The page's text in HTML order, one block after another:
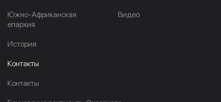
Южно-Африканская
епархия
История
Видео
Контакты
Контакты